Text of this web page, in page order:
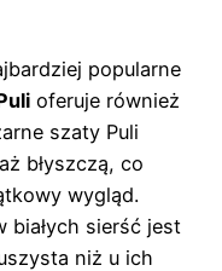
popularne
oferuje również
szaty Puli
błyszczą, co
wygląd.
białych sierść jest
niż u ich